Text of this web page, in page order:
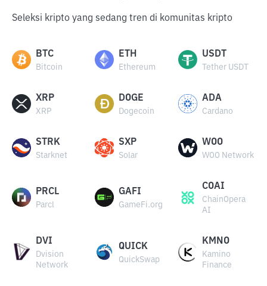
Seleksi kripto yang sedang tren di komunitas kripto
BTC
Bitcoin
ETH
Ethereum
USDT
Tether USDT
XRP
XRP
DOGE
Dogecoin
ADA
Cardano
STRK
Starknet
SXP
Solar
WOO
WOO Network
PRCL
Parcl
GAFI
GameFi.org
COAI
ChainOpera
AI
DVI
Dvision
Network
QUICK
QuickSwap
KMNO
Kamino
Finance